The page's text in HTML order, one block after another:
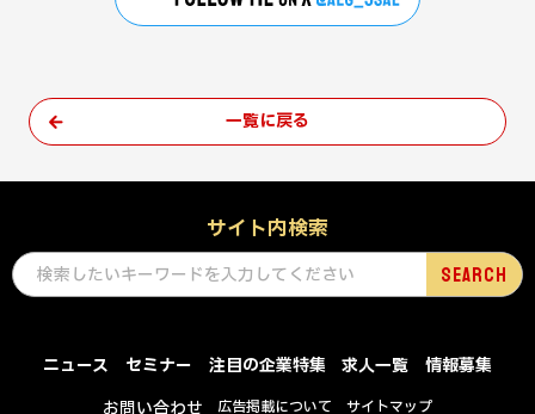
一覧に戻る
サイト内検索
ニュース セミナー 注目の企業特集 求人一覧
情報募集
広告掲載について サイトマップ